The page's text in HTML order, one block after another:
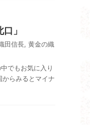
」
田信長, 黄金の織
でもお気に入り
らみるとマイナ